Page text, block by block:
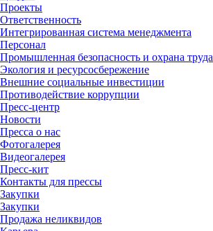
Проекты
Ответственность
Интегрированная система менеджмента
Персонал
Промышленная безопасность и охрана труда
Экология и ресурсосбережение
Внешние социальные инвестиции
Противодействие коррупции
Пресс-центр
Новости
Пресса о нас
Фотогалерея
Видеогалерея
Пресс-кит
Контакты для прессы
Закупки
Закупки
Продажа неликвидов